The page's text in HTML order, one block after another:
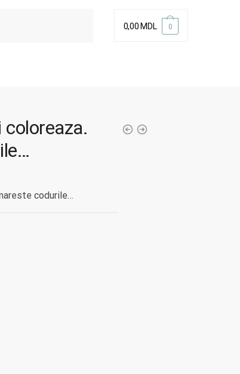
0,00 MDL 0
coloreaza.
codurile…